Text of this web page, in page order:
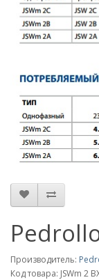
Производитель:
Код товара: JSWm 2